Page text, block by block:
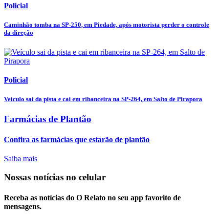
Policial
Caminhão tomba na SP-250, em Piedade, após motorista perder o controle
da direção
Policial
Veículo sai da pista e cai em ribanceira na SP-264, em Salto de Pirapora
Farmácias de Plantão
Confira as farmácias que estarão de plantão
Saiba mais
Nossas notícias no celular
Receba as notícias do O Relato no seu app favorito de
mensagens.